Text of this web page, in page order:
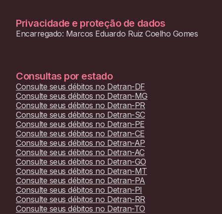
Privacidade e proteção de dados
Encarregado: Marcos Eduardo Ruiz Coelho Gomes
Consultas por estado
Consulte seus débitos no Detran-DF
Consulte seus débitos no Detran-MG
Consulte seus débitos no Detran-PR
Consulte seus débitos no Detran-SC
Consulte seus débitos no Detran-PE
Consulte seus débitos no Detran-CE
Consulte seus débitos no Detran-AP
Consulte seus débitos no Detran-AC
Consulte seus débitos no Detran-GO
Consulte seus débitos no Detran-MT
Consulte seus débitos no Detran-PA
Consulte seus débitos no Detran-PI
Consulte seus débitos no Detran-RR
Consulte seus débitos no Detran-TO